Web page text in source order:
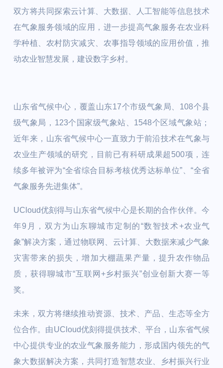
双方将共同探索云计算、大数据、人工智能等信息技术
在气象服务领域的应用，进一步提高气象服务在农业科
学种植、农村防灾减灾、农事指导领域的应用价值，推
动农业智慧发展，建设数字乡村。
山东省气候中心，覆盖山东17个市级气象局、108个县
级气象局，123个国家级气象站、1548个区域气象站；
近年来，山东省气候中心一直致力于前沿技术在气象与
农业生产领域的研究，目前已有科研成果超500项，连
续多年被评为“全省综合目标考核优秀达标单位”、“全省
气象服务先进集体”。
UCloud优刻得与山东省气候中心是长期的合作伙伴。今
年9月，双方为山东聊城市定制的“数智技术+农业气
象”解决方案，通过物联网、云计算、大数据来减少气象
灾害带来的损失，增加大棚蔬果产量，提升农作物品
质，获得聊城市“互联网+乡村振兴”创业创新大赛一等
奖。
未来，双方将继续推动资源、技术、产品、生态等全方
位合作。由UCloud优刻得提供技术、平台，山东省气候
中心提供专业的农业气象服务能力，形成国内领先的气
象大数据解决方案，共同打造智慧农业、乡村振兴行业